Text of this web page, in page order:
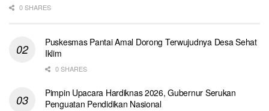
0 SHARES
Puskesmas Pantai Amal Dorong Terwujudnya Desa Sehat
Iklim
0 SHARES
Pimpin Upacara Hardiknas 2026, Gubernur Serukan
Penguatan Pendidikan Nasional